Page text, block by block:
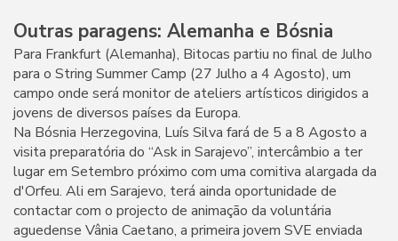
Outras paragens: Alemanha e Bósnia
Para Frankfurt (Alemanha), Bitocas partiu no final de Julho
para o String Summer Camp (27 Julho a 4 Agosto), um
campo onde será monitor de ateliers artísticos dirigidos a
jovens de diversos países da Europa.
Na Bósnia Herzegovina, Luís Silva fará de 5 a 8 Agosto a
visita preparatória do “Ask in Sarajevo”, intercâmbio a ter
lugar em Setembro próximo com uma comitiva alargada da
d'Orfeu. Ali em Sarajevo, terá ainda oportunidade de
contactar com o projecto de animação da voluntária
aguedense Vânia Caetano, a primeira jovem SVE enviada